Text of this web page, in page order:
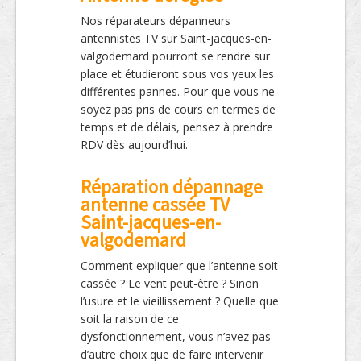
Nos réparateurs dépanneurs
antennistes TV sur Saint-jacques-en-
valgodemard pourront se rendre sur
place et étudieront sous vos yeux les
différentes pannes. Pour que vous ne
soyez pas pris de cours en termes de
temps et de délais, pensez à prendre
RDV dès aujourd’hui.
Réparation dépannage
antenne cassée TV
Saint-jacques-en-
valgodemard
Comment expliquer que l’antenne soit
cassée ? Le vent peut-être ? Sinon
l’usure et le vieillissement ? Quelle que
soit la raison de ce
dysfonctionnement, vous n’avez pas
d’autre choix que de faire intervenir